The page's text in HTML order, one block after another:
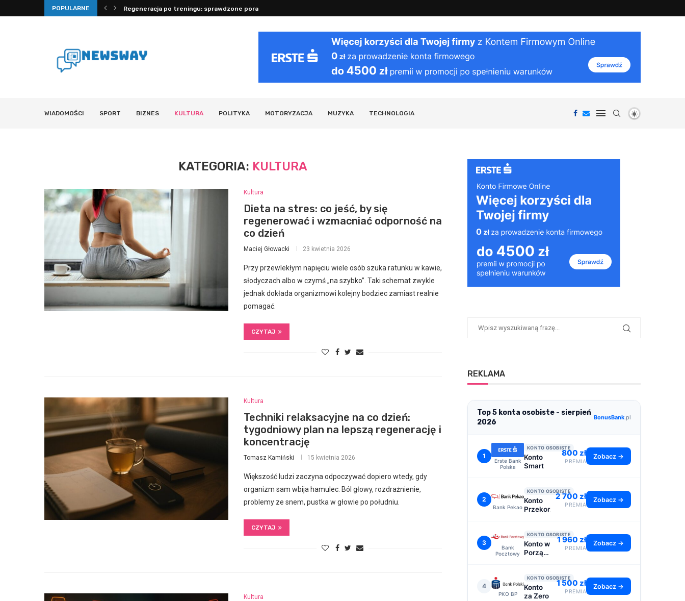
POPULARNE
mechanizmy, fizjologia i... Regeneracja po treningu: sprawdzone porady na sen, nawodnienie...
WIADOMOŚCI SPORT BIZNES KULTURA POLITYKA MOTORYZACJA MUZYKA TECHNOLOGIA
KATEGORIA: KULTURA
Kultura
Dieta na stres: co jeść, by się
regenerować i wzmacniać odporność na
co dzień
Maciej Głowacki 23 kwietnia 2026
Przy przewlekłym napięciu wiele osób szuka ratunku w kawie,
słodyczach albo w czymś „na szybko”. Taki schemat zwykle
jednak dokłada organizmowi kolejny bodziec zamiast realnie
pomagać.
CZYTAJ
Kultura
Techniki relaksacyjne na co dzień:
tygodniowy plan na lepszą regenerację i
koncentrację
Tomasz Kamiński 15 kwietnia 2026
Większość ludzi zaczyna odpoczywać dopiero wtedy, gdy
organizm sam wbija hamulec. Ból głowy, rozdrażnienie,
problemy ze snem, pustka w głowie po południu.
CZYTAJ
Kultura
REKLAMA
Top 5 konta osobiste - sierpień
2026
BonusBank.pl
1
Erste Bank
Polska
KONTO OSOBISTE
Konto
Smart
800 zł
PREMIA
Zobacz →
2
Bank Pekao
KONTO OSOBISTE
Konto
Przekorzystne
2 700 zł
PREMIA
Zobacz →
3
Bank
Pocztowy
KONTO OSOBISTE
Konto w
Porządku
1 960 zł
PREMIA
Zobacz →
4
PKO BP
KONTO OSOBISTE
Konto
za Zero
1 500 zł
PREMIA
Zobacz →